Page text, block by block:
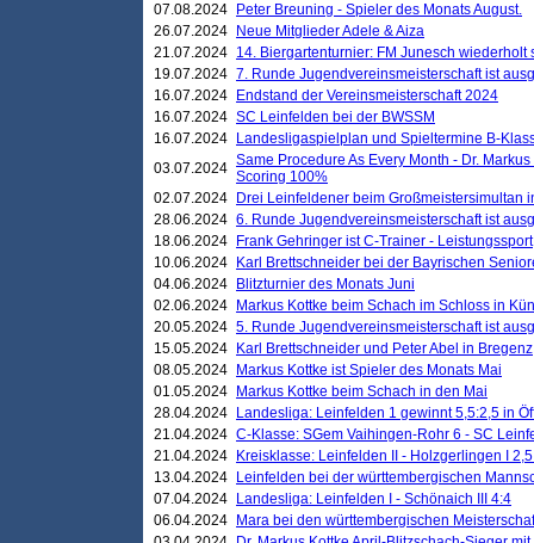
07.08.2024
Peter Breuning - Spieler des Monats August.
26.07.2024
Neue Mitglieder Adele & Aiza
21.07.2024 14. Biergartenturnier: FM Junesch wiederholt
19.07.2024 7. Runde Jugendvereinsmeisterschaft ist
16.07.2024
Endstand der Vereinsmeisterschaft 2024
16.07.2024 SC Leinfelden bei der BWSSM
16.07.2024
Landesligaspielplan und Spieltermine B-
03.07.2024 Same Procedure As Every Month - Dr.
Scoring 100%
02.07.2024
Drei Leinfeldener beim Großmeistersimultan
28.06.2024 6. Runde Jugendvereinsmeisterschaft ist
18.06.2024
Frank Gehringer ist C-Trainer - Leistungssport
10.06.2024
Karl Brettschneider bei der Bayrischen
04.06.2024
Blitzturnier des Monats Juni
02.06.2024
Markus Kottke beim Schach im Schloss in
20.05.2024 5. Runde Jugendvereinsmeisterschaft ist
15.05.2024
Karl Brettschneider und Peter Abel in Bregenz
08.05.2024
Markus Kottke ist Spieler des Monats Mai
01.05.2024
Markus Kottke beim Schach in den Mai
28.04.2024
Landesliga: Leinfelden 1 gewinnt 5,5:2,5 in
21.04.2024 C-Klasse: SGem Vaihingen-Rohr 6 - SC
21.04.2024
Kreisklasse: Leinfelden II - Holzgerlingen I
13.04.2024
Leinfelden bei der württembergischen
07.04.2024
Landesliga: Leinfelden I - Schönaich III 4:4
06.04.2024
Mara bei den württembergischen